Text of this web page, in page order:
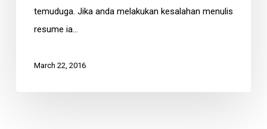
temuduga. Jika anda melakukan kesalahan menulis
resume ia…
March 22, 2016